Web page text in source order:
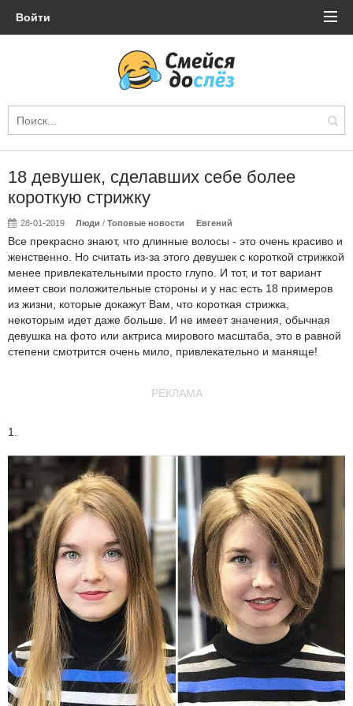
Войти
18 девушек, сделавших себе более
короткую стрижку
28-01-2019 Люди /Топовые новости Евгений
Все прекрасно знают, что длинные волосы - это очень красиво и
женственно. Но считать из-за этого девушек с короткой стрижкой
менее привлекательными просто глупо. И тот, и тот вариант
имеет свои положительные стороны и у нас есть 18 примеров
из жизни, которые докажут Вам, что короткая стрижка,
некоторым идет даже больше. И не имеет значения, обычная
девушка на фото или актриса мирового масштаба, это в равной
степени смотрится очень мило, привлекательно и маняще!
РЕКЛАМА
1.